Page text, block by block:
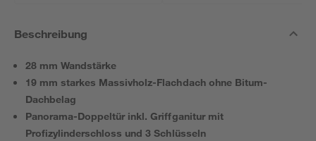
Beschreibung
28 mm Wandstärke
19 mm starkes Massivholz-Flachdach ohne Bitum-
Dachbelag
Panorama-Doppeltür inkl. Griffganitur mit
Profizylinderschloss und 3 Schlüsseln